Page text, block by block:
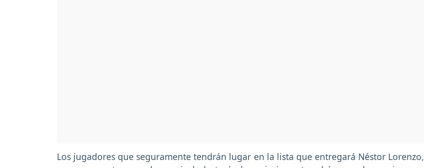
Los jugadores que seguramente tendrán lugar en la lista que entregará Néstor Lorenzo,